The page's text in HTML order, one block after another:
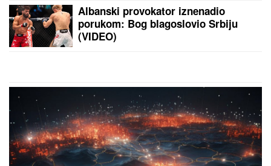
Albanski provokator iznenadio
porukom: Bog blagoslovio Srbiju
(VIDEO)